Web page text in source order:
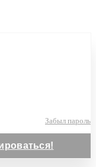
Забыл пароль